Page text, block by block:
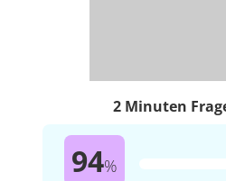
2 Minuten
94%